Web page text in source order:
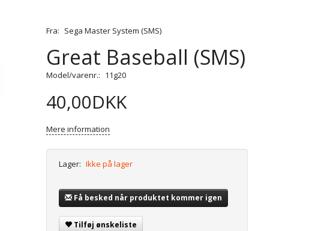
Fra: Sega Master System (SMS)
Great Baseball (SMS)
Model/varenr.: 11g20
40,00DKK
Mere information
Lager: Ikke på lager
Få besked når produktet kommer igen
Tilføj ønskeliste